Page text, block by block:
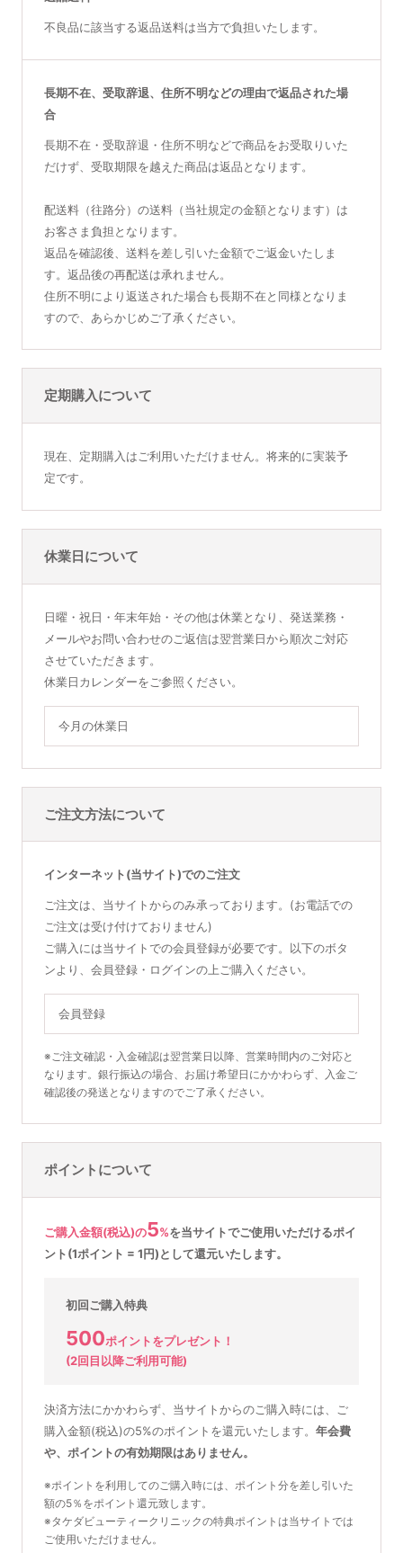
不良品に該当する返品送料は当方で負担いたします。
長期不在、受取辞退、住所不明などの理由で返品された場
合
長期不在・受取辞退・住所不明などで商品をお受取りいた
だけず、受取期限を越えた商品は返品となります。
配送料（往路分）の送料（当社規定の金額となります）は
お客さま負担となります。
返品を確認後、送料を差し引いた金額でご返金いたしま
す。返品後の再配送は承れません。
住所不明により返送された場合も長期不在と同様となりま
すので、あらかじめご了承ください。
定期購入について
現在、定期購入はご利用いただけません。将来的に実装予
定です。
休業日について
日曜・祝日・年末年始・その他は休業となり、発送業務・
メールやお問い合わせのご返信は翌営業日から順次ご対応
させていただきます。
休業日カレンダーをご参照ください。
今月の休業日
ご注文方法について
インターネット(当サイト)でのご注文
ご注文は、当サイトからのみ承っております。(お電話での
ご注文は受け付けておりません)
ご購入には当サイトでの会員登録が必要です。以下のボタ
ンより、会員登録・ログインの上ご購入ください。
会員登録
※ご注文確認・入金確認は翌営業日以降、営業時間内のご対応と
なります。銀行振込の場合、お届け希望日にかかわらず、入金ご
確認後の発送となりますのでご了承ください。
ポイントについて
ご購入金額(税込)の5%を当サイトでご使用いただけるポイ
ント(1ポイント = 1円)として還元いたします。
初回ご購入特典
500ポイントをプレゼント！
(2回目以降ご利用可能)
決済方法にかかわらず、当サイトからのご購入時には、ご
購入金額(税込)の5%のポイントを還元いたします。 年会費
や、ポイントの有効期限はありません。
※ポイントを利用してのご購入時には、ポイント分を差し引いた
額の5％をポイント還元致します。
※タケダビューティークリニックの特典ポイントは当サイトでは
ご使用いただけません。